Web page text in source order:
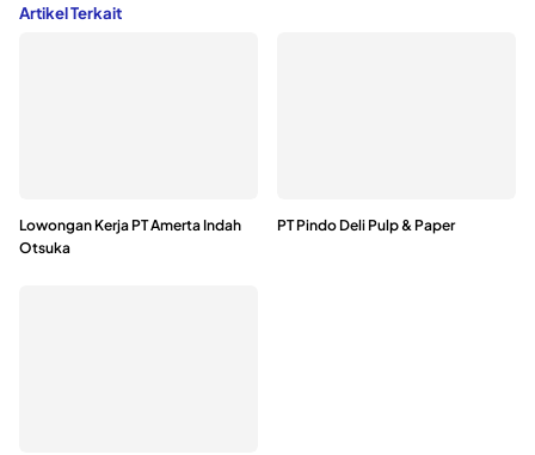
Artikel Terkait
Lowongan Kerja PT Amerta Indah
Otsuka
PT Pindo Deli Pulp & Paper